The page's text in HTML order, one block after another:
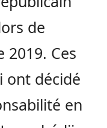
de
2019. Ces
ont décidé
en